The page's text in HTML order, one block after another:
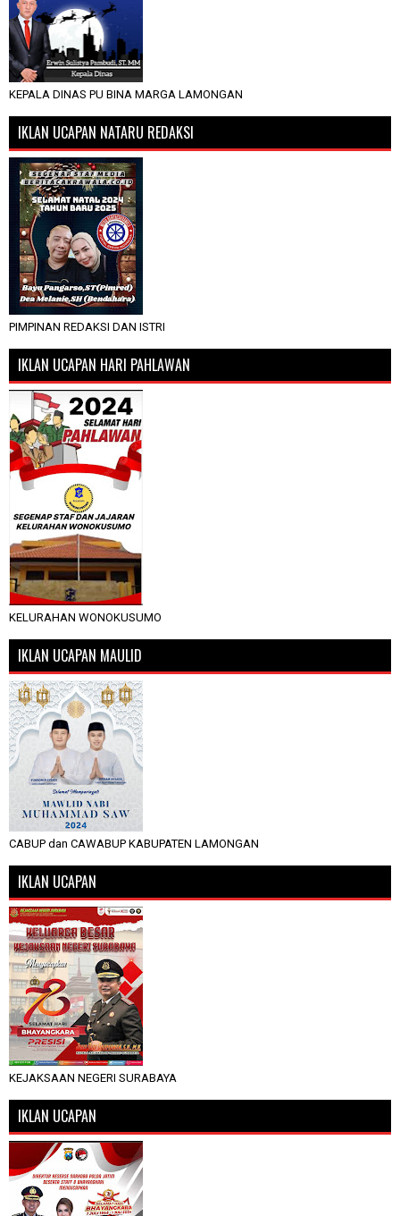
KEPALA DINAS PU BINA MARGA LAMONGAN
IKLAN UCAPAN NATARU REDAKSI
PIMPINAN REDAKSI DAN ISTRI
IKLAN UCAPAN HARI PAHLAWAN
KELURAHAN WONOKUSUMO
IKLAN UCAPAN MAULID
CABUP dan CAWABUP KABUPATEN LAMONGAN
IKLAN UCAPAN
KEJAKSAAN NEGERI SURABAYA
IKLAN UCAPAN